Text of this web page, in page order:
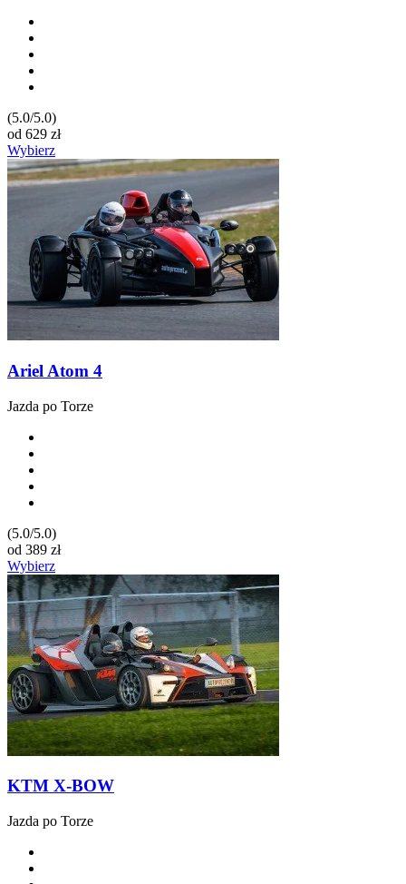
(5.0/5.0)
od 629 zł
Wybierz
Ariel Atom 4
Jazda po Torze
(5.0/5.0)
od 389 zł
Wybierz
KTM X-BOW
Jazda po Torze